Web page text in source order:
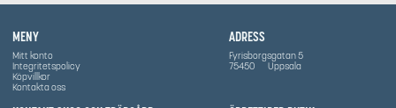
MENY
Mitt konto
Integritetspolicy
Köpvillkor
Kontakta oss
ADRESS
Fyrisborgsgatan 5
75450
Uppsala